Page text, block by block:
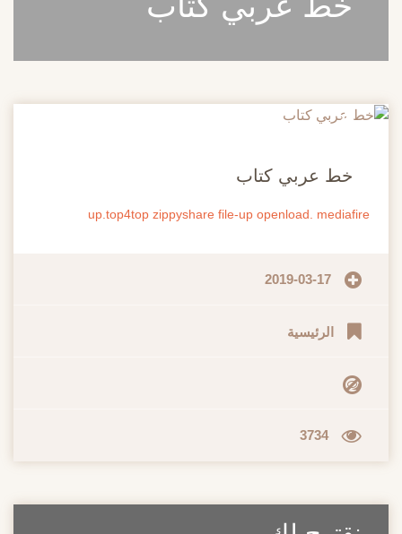
20
خط عربي كتاب
up.top4top zippyshare file-up openload. mediafire
2019-03-17
الرئيسية
3734